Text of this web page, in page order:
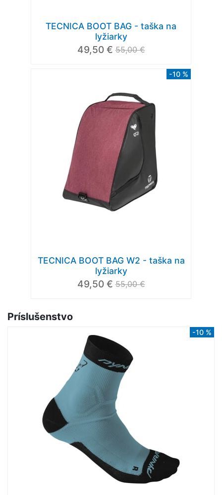
TECNICA BOOT BAG - taška na
lyžiarky
49,50 € 55,00 €
-10 %
TECNICA BOOT BAG W2 - taška na
lyžiarky
49,50 € 55,00 €
Príslušenstvo
-10 %